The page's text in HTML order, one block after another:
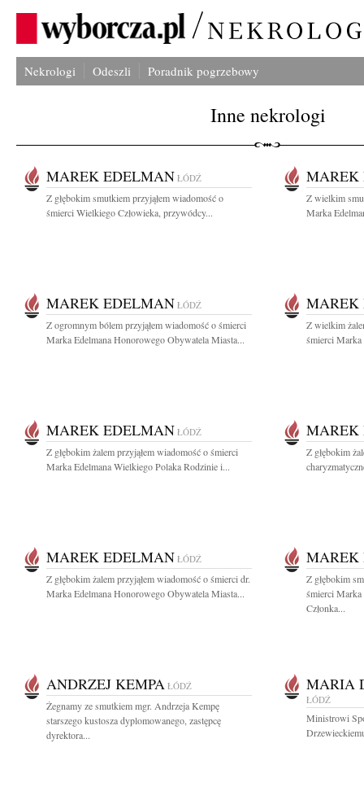
Nekrologi Odeszli Poradnik pogrzebowy
Inne nekrologi
MAREK EDELMAN ŁÓDŹ
Z głębokim smutkiem przyjąłem wiadomość o
śmierci Wielkiego Człowieka, przywódcy...
MAREK
Z wielkim
Marka
MAREK EDELMAN ŁÓDŹ
Z ogromnym bólem przyjąłem wiadomość o śmierci
Marka Edelmana Honorowego Obywatela Miasta...
MAREK
Z wielkim
śmierci Marka
MAREK EDELMAN ŁÓDŹ
Z głębokim żalem przyjąłem wiadomość o śmierci
Marka Edelmana Wielkiego Polaka Rodzinie i...
MAREK
Z głębokim
MAREK EDELMAN ŁÓDŹ
Z głębokim żalem przyjąłem wiadomość o śmierci dr.
Marka Edelmana Honorowego Obywatela Miasta...
MAREK
Z głębokim
śmierci Marka
Członka...
ANDRZEJ KEMPA ŁÓDŹ
Żegnamy ze smutkiem mgr. Andrzeja Kempę
starszego kustosza dyplomowanego, zastępcę
dyrektora...
MARIA
ŁÓDŹ
Ministrowi